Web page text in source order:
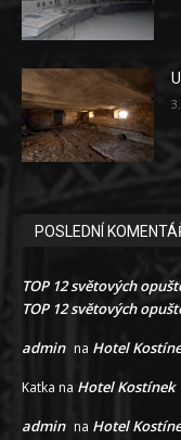
POSLEDNÍ
TOP 12 světových
TOP 12 světových
admin na Hotel
Katka na Hotel Kostínek
admin na Hotel